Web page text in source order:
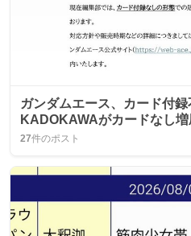
ガンダムエース、カード付
KADOKAWAがカードなし
27件のポスト